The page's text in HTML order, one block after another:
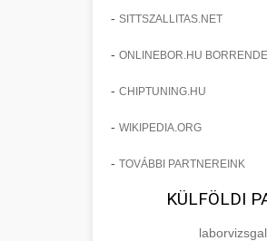
- SITTSZALLITAS.NET
- ONLINEBOR.HU
- CHIPTUNING.HU
- WIKIPEDIA.ORG
- TOVÁBBI PARTNEREINK
KÜLFÖLDI